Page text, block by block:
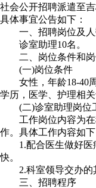
社会公开招聘派遣至
具体事宜公告如下：
一、招聘岗位及人
诊室助理10名。
二、岗位条件和岗
(一)岗位条件
女性，年龄18-40周
学历，医学、护理相关
(二)诊室助理岗位
工作岗位内容为在
作。具体工作内容如下
1.配合医生做好医
快。
2.科室领导交办的
三、招聘程序